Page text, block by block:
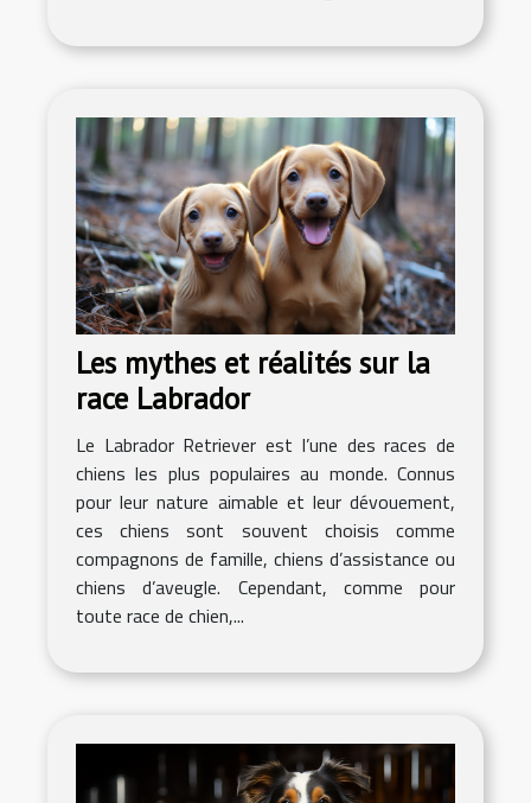
Les mythes et réalités sur la
race Labrador
Le Labrador Retriever est l’une des races de
chiens les plus populaires au monde. Connus
pour leur nature aimable et leur dévouement,
ces chiens sont souvent choisis comme
compagnons de famille, chiens d’assistance ou
chiens d’aveugle. Cependant, comme pour
toute race de chien,...